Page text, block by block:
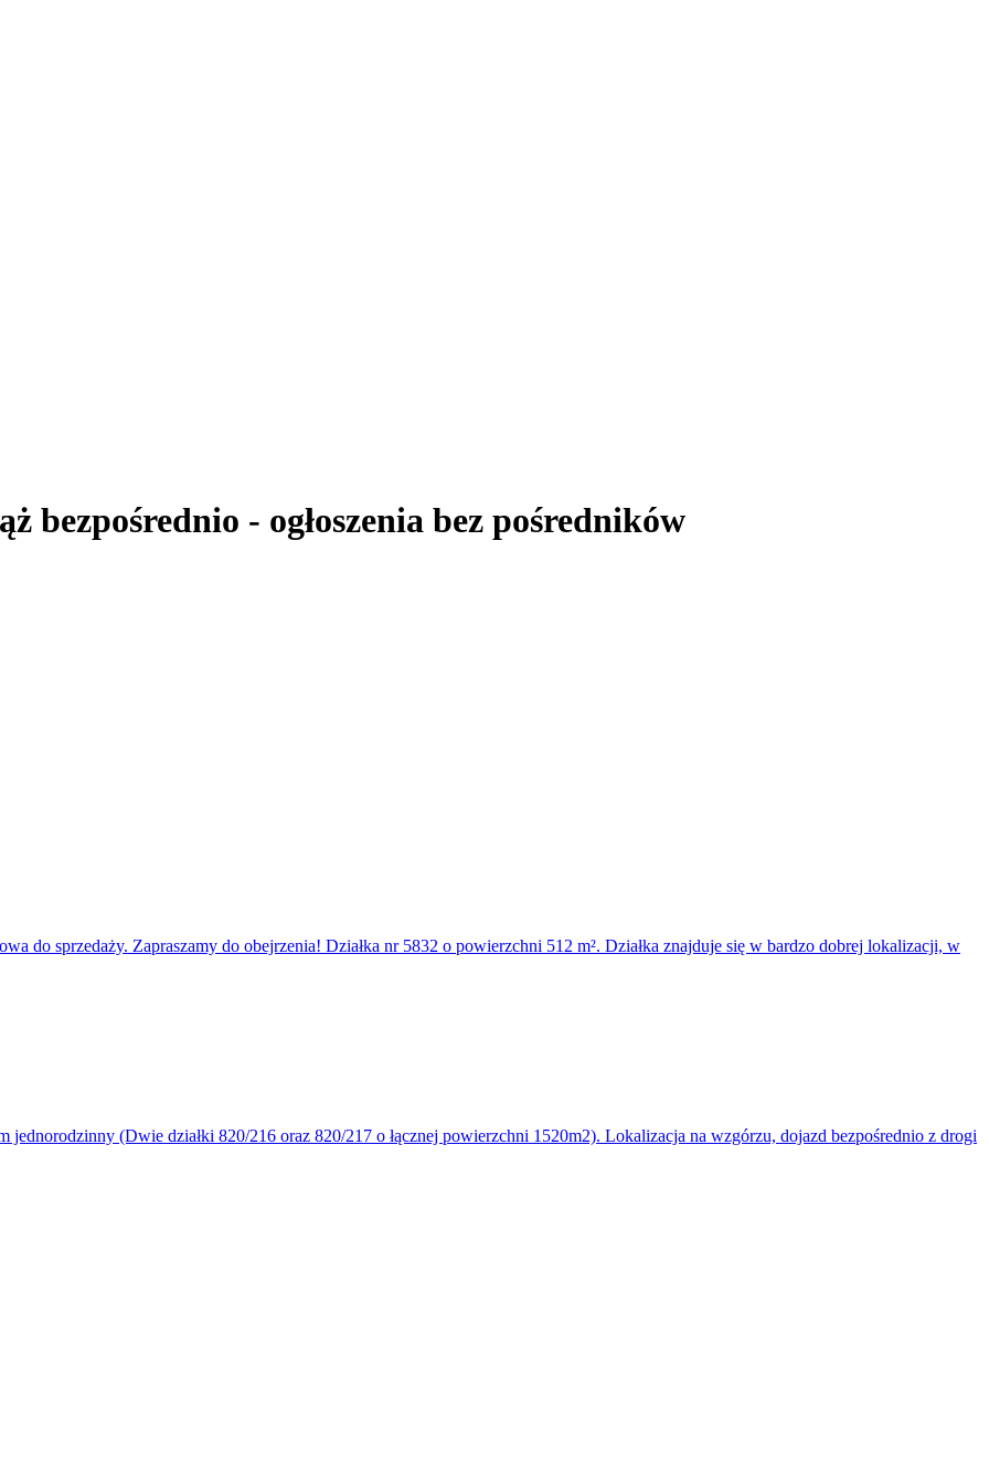
bezpośrednio - ogłoszenia bez pośredników
do sprzedaży. Zapraszamy do obejrzenia! Działka nr 5832 o powierzchni 512 m². Działka znajduje się w bardzo dobrej lokalizacji, w
(Dwie działki 820/216 oraz 820/217 o łącznej powierzchni 1520m2). Lokalizacja na wzgórzu, dojazd bezpośrednio z drogi